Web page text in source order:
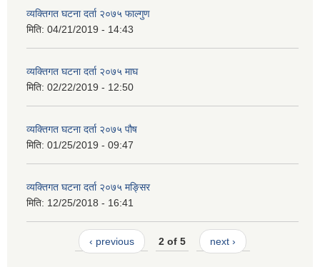
व्यक्तिगत घटना दर्ता २०७५ फाल्गुण
मिति: 04/21/2019 - 14:43
व्यक्तिगत घटना दर्ता २०७५ माघ
मिति: 02/22/2019 - 12:50
व्यक्तिगत घटना दर्ता २०७५ पौष
मिति: 01/25/2019 - 09:47
व्यक्तिगत घटना दर्ता २०७५ मङ्सिर
मिति: 12/25/2018 - 16:41
‹ previous 2 of 5 next ›